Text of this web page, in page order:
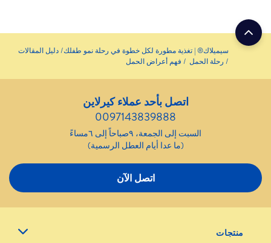
سيميلاك® | تغذية مطورة لكل خطوة في رحلة نمو طفلك دليل المقالات
رحلة الحمل
فهم أعراض الحمل
اتصل بأحد عملاء كيرلاين
0097143839888
السبت إلى الجمعة، ٩صباحاً إلى ٦مساءً
(ما عدا أيام العطل الرسمية)
اتصل الآن
منتجات